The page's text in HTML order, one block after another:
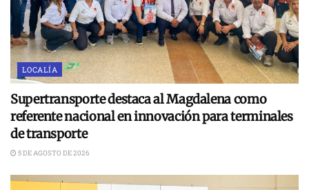
LOCALÍA
Supertransporte destaca al Magdalena como
referente nacional en innovación para terminales
de transporte
5 DE AGOSTO DE 2026